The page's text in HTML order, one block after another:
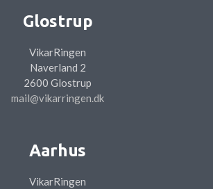
Glostrup
VikarRingen
Naverland 2
2600 Glostrup
mail@vikarringen.dk
Aarhus
VikarRingen